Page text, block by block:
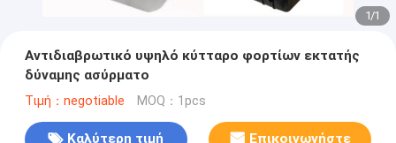
1/1
Αντιδιαβρωτικό υψηλό κύτταρο φορτίων εκτατής
δύναμης ασύρματο
Τιμή：negotiable MOQ：1pcs
Καλύτερη τιμή Επικοινωνήστε